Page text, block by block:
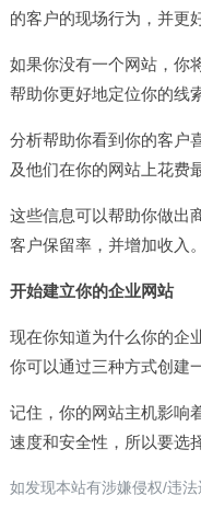
的客户的现场行为，并更
如果你没有一个网站，你
帮助你更好地定位你的线索
分析帮助你看到你的客户
及他们在你的网站上花费
这些信息可以帮助你做出
客户保留率，并增加收入。
开始建立你的企业网站
现在你知道为什么你的企
你可以通过三种方式创建
记住，你的网站主机影响
速度和安全性，所以要选
如发现本站有涉嫌侵权/违